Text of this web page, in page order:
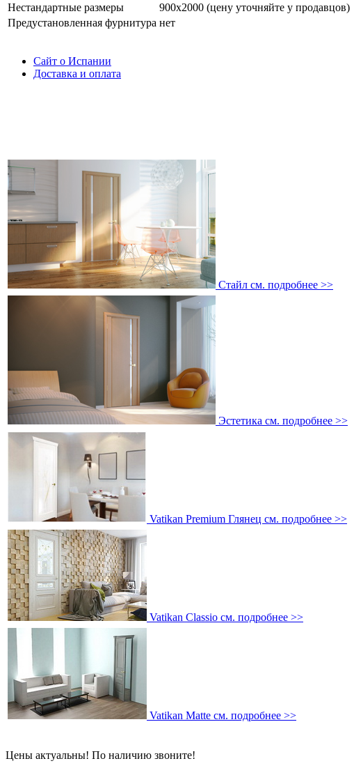
Нестандартные размеры
900х2000 (цену уточняйте у продавцов)
Предустановленная фурнитура нет
Сайт о Испании
Доставка и оплата
Стайл см. подробнее >>
Эстетика см. подробнее >>
Vatikan Premium Глянец см. подробнее >>
Vatikan Classio см. подробнее >>
Vatikan Matte см. подробнее >>
Цены актуальны! По наличию звоните!